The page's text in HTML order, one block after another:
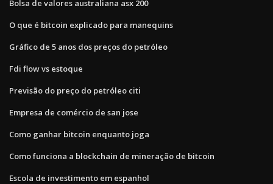
Bolsa de valores australiana asx 200
O que é bitcoin explicado para manequins
Gráfico de 5 anos dos preços do petróleo
Fdi flow vs estoque
Previsão do preço do petróleo citi
Empresa de comércio de san jose
Como ganhar bitcoin enquanto joga
Como funciona a blockchain de mineração de bitcoin
Escola de investimento em espanhol